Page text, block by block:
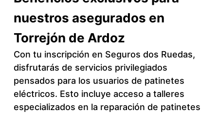
nuestros asegurados en
Torrejón de Ardoz
Con tu inscripción en Seguros dos Ruedas,
disfrutarás de servicios privilegiados
pensados para los usuarios de patinetes
eléctricos. Esto incluye acceso a talleres
especializados en la reparación de patinetes